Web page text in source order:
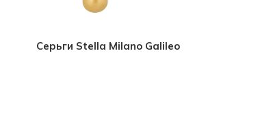
Серьги Stella Milano Galileo